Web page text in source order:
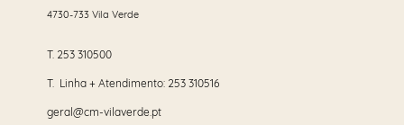
4730-733 Vila Verde
T. 253 310500
T. Linha + Atendimento: 253 310516
geral@cm-vilaverde.pt